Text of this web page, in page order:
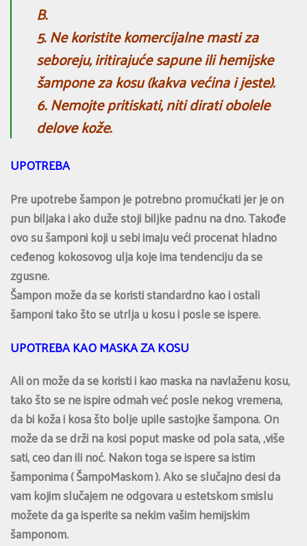
B.
5. Ne koristite komercijalne masti za
seboreju, iritirajuće sapune ili hemijske
šampone za kosu (kakva većina i jeste).
6. Nemojte pritiskati, niti dirati obolele
delove kože.
UPOTREBA
Pre upotrebe šampon je potrebno promućkati jer je on
pun biljaka i ako duže stoji biljke padnu na dno. Takođe
ovo su šamponi koji u sebi imaju veći procenat hladno
ceđenog kokosovog ulja koje ima tendenciju da se
zgusne.
Šampon može da se koristi standardno kao i ostali
šamponi tako što se utrlja u kosu i posle se ispere.
UPOTREBA KAO MASKA ZA KOSU
Ali on može da se koristi i kao maska na navlaženu kosu,
tako što se ne ispire odmah već posle nekog vremena,
da bi koža i kosa što bolje upile sastojke šampona. On
može da se drži na kosi poput maske od pola sata, ,više
sati, ceo dan ili noć. Nakon toga se ispere sa istim
šamponima ( ŠampoMaskom ). Ako se slučajno desi da
vam kojim slučajem ne odgovara u estetskom smislu
možete da ga isperite sa nekim vašim hemijskim
šamponom.